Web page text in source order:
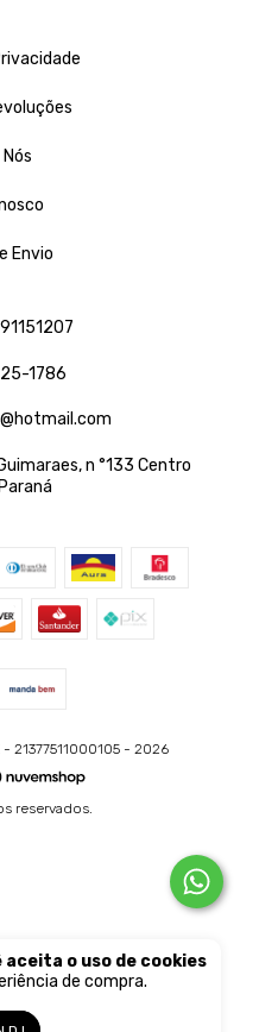
aceita o uso de cookies
de compra.
Envio
1786
n °133 Centro
21377511000105 - 2026
reservados.